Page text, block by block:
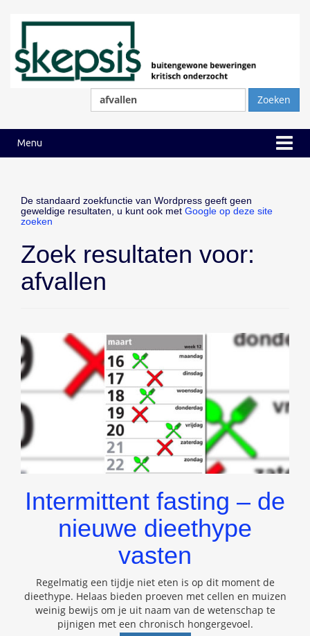
Zoeken
naar:
Menu
De standaard zoekfunctie van Wordpress geeft geen
geweldige resultaten, u kunt ook met Google op deze site
zoeken
Zoek resultaten voor:
afvallen
Intermittent fasting – de
nieuwe dieethype
vasten
Regelmatig een tijdje niet eten is op dit moment de
dieethype. Helaas bieden proeven met cellen en muizen
weinig bewijs om je uit naam van de wetenschap te
pijnigen met een chronisch hongergevoel.